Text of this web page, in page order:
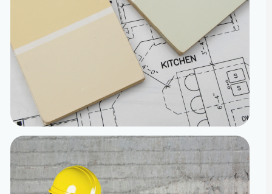
تنفيذ
الدقة من المخطط إلى الواقع